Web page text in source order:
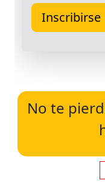
No te